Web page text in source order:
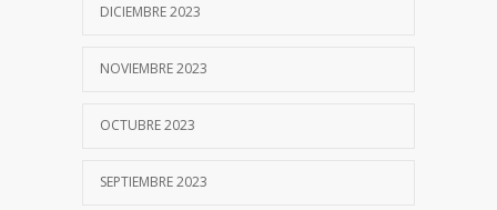
DICIEMBRE 2023
NOVIEMBRE 2023
OCTUBRE 2023
SEPTIEMBRE 2023